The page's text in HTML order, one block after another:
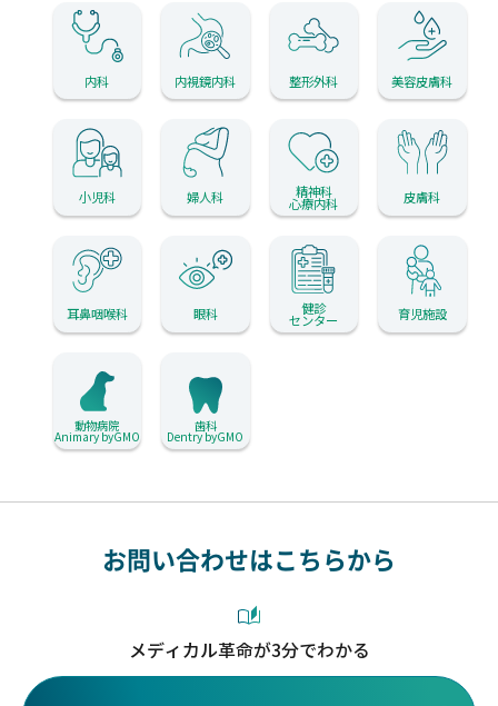
内科 内視鏡内科 整形外科 美容皮膚科
小児科 婦人科 精神科
心療内科 皮膚科
耳鼻咽喉科 眼科 健診
センター 育児施設
動物病院
Animary byGMO
歯科
Dentry byGMO
お問い合わせはこちらから
メディカル革命が3分でわかる